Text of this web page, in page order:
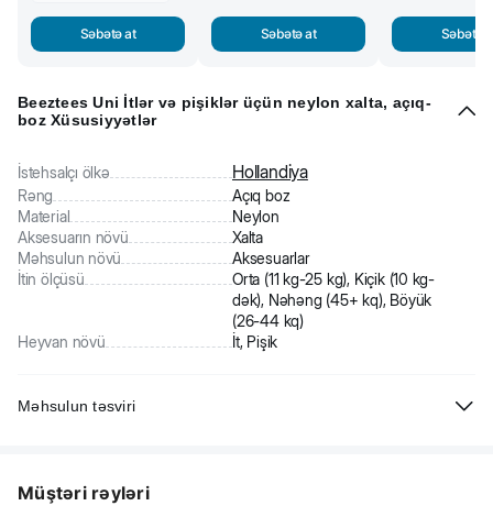
Səbətə at Səbətə at Səbətə
Beeztees Uni İtlər və pişiklər üçün neylon xalta, açıq-
boz Xüsusiyyətlər
İstehsalçı ölkə Hollandiya
Rəng
Açıq boz
Material
Neylon
Aksesuarın növü
Xalta
Məhsulun növü
Aksesuarlar
İtin ölçüsü
Orta (11 kg-25 kg), Kiçik (10 kg-
dək), Nəhəng (45+ kq), Böyük
(26-44 kq)
Heyvan növü
İt, Pişik
Məhsulun təsviri
Neylondan hazırlanıb. Müxtəlif xalta qayışları ilə kombinasiya etmək
Müştəri rəyləri